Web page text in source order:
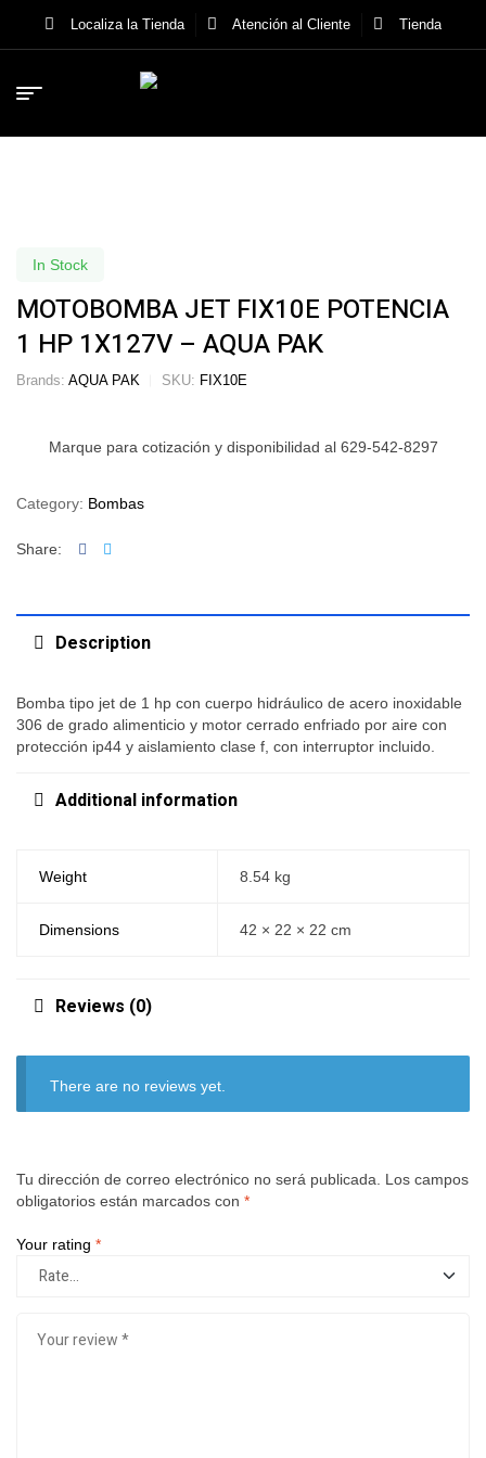
Localiza la Tienda Atención al Cliente Tienda
In Stock
MOTOBOMBA JET FIX10E POTENCIA
1 HP 1X127V – AQUA PAK
Brands: AQUA PAK SKU: FIX10E
Marque para cotización y disponibilidad al 629-542-8297
Category: Bombas
Share: Facebook
Description
Bomba tipo jet de 1 hp con cuerpo hidráulico de acero inoxidable
306 de grado alimenticio y motor cerrado enfriado por aire con
protección ip44 y aislamiento clase f, con interruptor incluido.
Additional information
Weight 8.54 kg
Dimensions 42 × 22 × 22 cm
Reviews (0)
There are no reviews yet.
Tu dirección de correo electrónico no será publicada.
Los campos
obligatorios están marcados con *
Your rating *